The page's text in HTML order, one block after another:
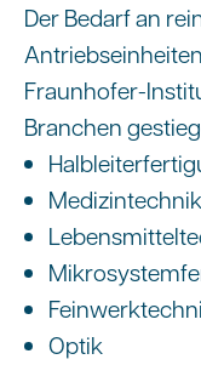
Der Bedarf an
Fraunhofer-
Branchen
Optik